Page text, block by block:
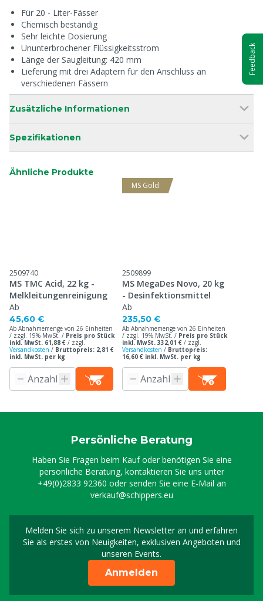
Für 20 - Liter-Fässer
Chemisch beständig
Sehr leichte Dosierung
Ununterbrochener Flüssigkeitsstrom
Länge der Saugleitung: 420 mm
Lieferung mit drei Adaptern für den Anschluss an
verschiedenen Fässern
Zusätzliche Informationen
Spezifikationen
Ähnliche Produkte
2509740
MS TMC Acid, 22 kg -
Melkleitungenreinigung
Ab
45,60 €
Ab Abnahmemenge von 26 Einheiten
/ zzgl. 19% MwSt. / Preis pro Stück
inkl. MwSt. 61,88 € / zzgl.
Versandkosten / Bruttopreis: 2,81 €
inkl. MwSt. per kg
MS Gold
2509899
MS MegaDes Novo, 20 kg
- Desinfektionsmittel
Ab
235,50 €
Ab Abnahmemenge von 26 Einheiten
/ zzgl. 19% MwSt. / Preis pro Stück
inkl. MwSt. 332,01 € / zzgl.
Versandkosten / Bruttopreis:
16,60 € inkl. MwSt. per kg
Persönliche Beratung
Haben Sie Fragen beim Kauf oder benötigen Sie eine
persönliche Beratung, kontaktieren Sie uns unter
+49(0)2833 92360 oder senden Sie eine E-Mail an
verkauf@schippers.eu
Melden Sie sich zu unserem Newsletter an und erfahren
Sie als erstes von Neuigkeiten, exklusiven Angeboten und
unseren Events.
Melden Sie sich für
Anmelden
Feedback